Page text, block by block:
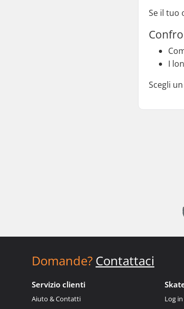
Se il tuo
I
Scegli
Domande? Contattaci
Servizio clienti
Aiuto & Contatti
Log in